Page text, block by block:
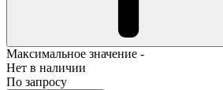
Максимальное значение -
Нет в наличии
По запросу